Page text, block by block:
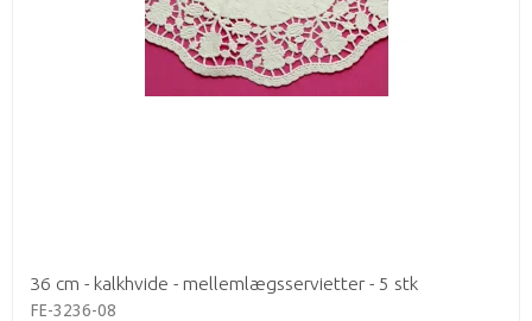
36 cm - kalkhvide - mellemlægsservietter - 5 stk
FE-3236-08